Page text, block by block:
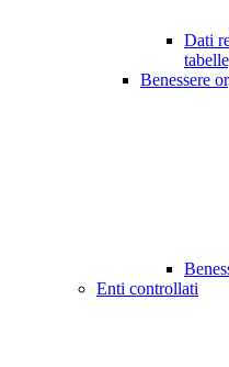
Dati
Benessere
Enti controllati